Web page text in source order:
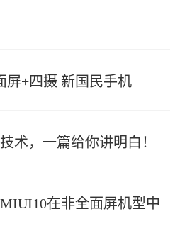
屏+四摄 新国民手机
术，一篇给你讲明白！
在非全面屏机型中